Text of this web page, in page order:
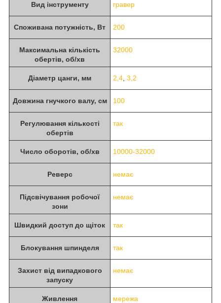
Вид інструменту гравер
Споживана потужність, Вт 200
Максимальна кількість
обертів, об/хв
32000
Діаметр цанги, мм 2,4, 3,2
Довжина гнучкого валу, см 100
Регулювання кількості
обертів
так
Число оборотів, об/хв 10000-32000
Реверс немає
Підсвічування робочої
зони
немає
Швидкий доступ до щіток так
Блокування шпинделя так
Захист від випадкового
запуску
немає
Живлення мережа